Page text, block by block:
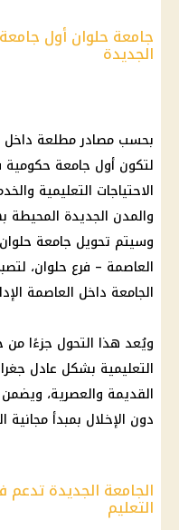
جامعة حلوان أول
الجديدة
بحسب مصادر مطلعة داخل
لتكون أول جامعة حكومية
الاحتياجات التعليمية
والمدن الجديدة المحيطة
وسيتم تحويل جامعة
العاصمة – فرع حلوان،
الجامعة داخل العاصمة
ويُعد هذا التحول جزءًا
التعليمية بشكل عادل
القديمة والعصرية،
دون الإخلال بمبدأ مجانية
الجامعة الجديدة
التعليم